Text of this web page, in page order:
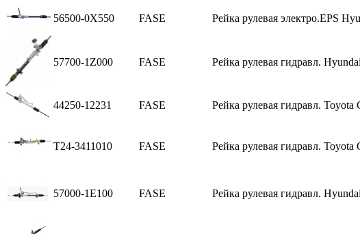
56500-0X550 FASE Рейка рулевая электро.EPS
57700-1Z000 FASE Рейка рулевая гидравл.
44250-12231 FASE Рейка рулевая гидравл. Toyota
T24-3411010 FASE Рейка рулевая гидравл.
57000-1E100 FASE Рейка рулевая гидравл.